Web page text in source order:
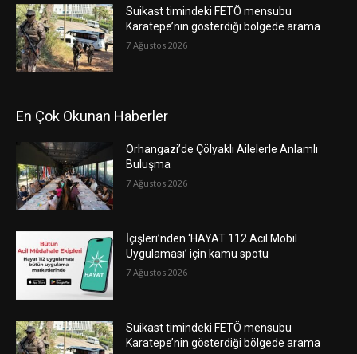
Suikast timindeki FETÖ mensubu
Karatepe’nin gösterdiği bölgede arama
7 Ağustos 2026
En Çok Okunan Haberler
Orhangazi’de Çölyaklı Ailelerle Anlamlı
Buluşma
7 Ağustos 2026
İçişleri’nden ‘HAYAT 112 Acil Mobil
Uygulaması’ için kamu spotu
7 Ağustos 2026
Suikast timindeki FETÖ mensubu
Karatepe’nin gösterdiği bölgede arama